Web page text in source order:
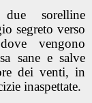
sorelline
segreto verso
vengono
sane e salve
dei venti, in
inaspettate.